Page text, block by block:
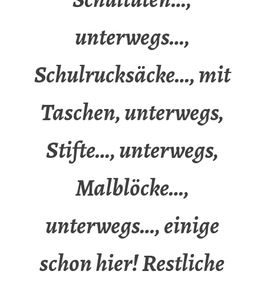
unterwegs…,
Schulrucksäcke…, mit
Taschen, unterwegs,
Stifte…, unterwegs,
Malblöcke…,
unterwegs…, einige
schon hier! Restliche